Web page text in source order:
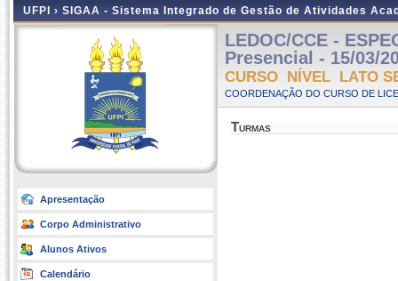
UFPI › SIGAA - Sistema Integrado de Gestão de Atividades
Apresentação
Corpo Administrativo
Alunos Ativos
Calendário
LEDOC/CCE -
Presencial - 15/03/
CURSO NÍVEL LATO
COORDENAÇÃO DO CURSO DE
Turmas